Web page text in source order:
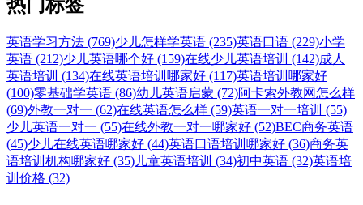
热门标签
英语学习方法 (769)少儿怎样学英语 (235)英语口语 (229)小学
英语 (212)少儿英语哪个好 (159)在线少儿英语培训 (142)成人
英语培训 (134)在线英语培训哪家好 (117)英语培训哪家好
(100)零基础学英语 (86)幼儿英语启蒙 (72)阿卡索外教网怎么样
(69)外教一对一 (62)在线英语怎么样 (59)英语一对一培训 (55)
少儿英语一对一 (55)在线外教一对一哪家好 (52)BEC商务英语
(45)少儿在线英语哪家好 (44)英语口语培训哪家好 (36)商务英
语培训机构哪家好 (35) 儿童英语培训 (34)初中英语 (32)英语培
训价格 (32)